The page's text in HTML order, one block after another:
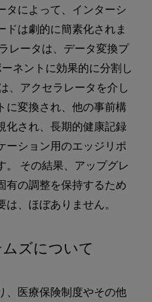
タによって、インターシ
ドは劇的に簡素化されま
レータは、データ変換プ
ネントに効果的に分割し
、アクセラレータを介し
に変換され、他の事前構
化され、長期的健康記録
ーション用のエッジリポ
。 その結果、アップグレ
有の調整を保持するため
、ほぼありません。
ズについて
、医療保険制度やその他